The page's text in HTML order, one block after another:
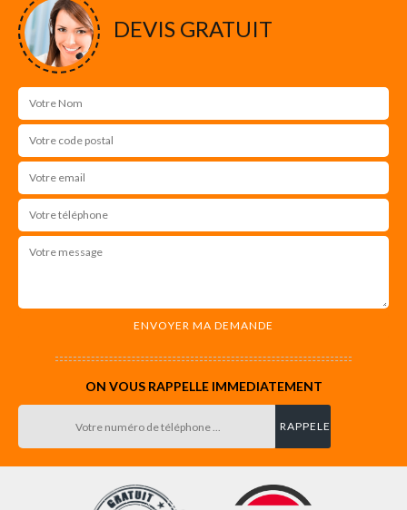
DEVIS GRATUIT
ON VOUS RAPPELLE IMMEDIATEMENT